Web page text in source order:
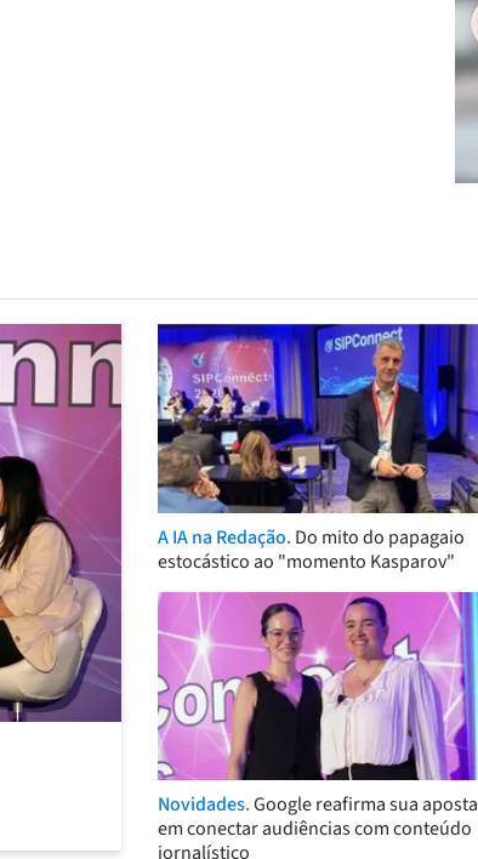
A IA na Redação. Do mito do papagaio
estocástico ao "momento Kasparov"
Novidades.Google reafirma sua aposta
em conectar audiências com conteúdo
jornalístico